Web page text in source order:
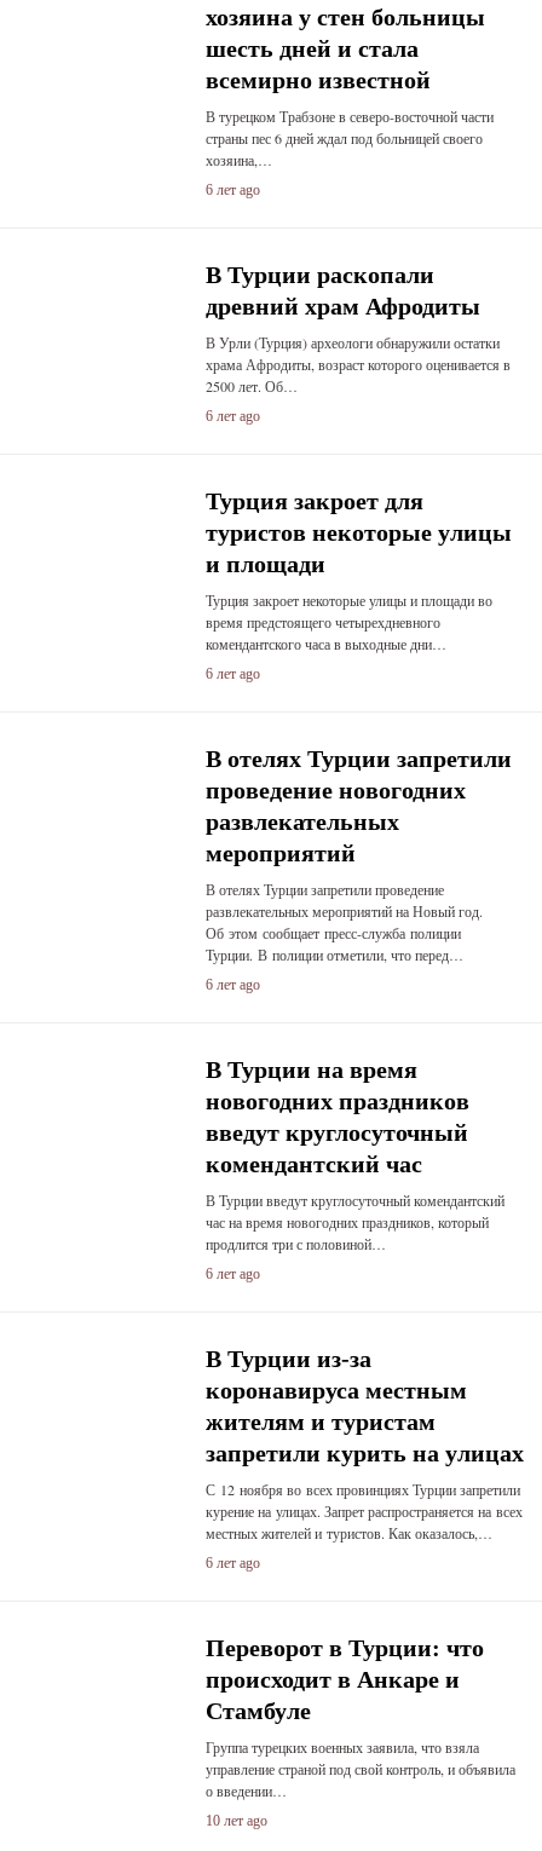
хозяина у стен больницы
шесть дней и стала
всемирно известной
В турецком Трабзоне в северо-восточной части
страны пес 6 дней ждал под больницей своего
хозяина,…
6 лет ago
В Турции раскопали
древний храм Афродиты
В Урли (Турция) археологи обнаружили остатки
храма Афродиты, возраст которого оценивается в
2500 лет. Об…
6 лет ago
Турция закроет для
туристов некоторые улицы
и площади
Турция закроет некоторые улицы и площади во
время предстоящего четырехдневного
комендантского часа в выходные дни…
6 лет ago
В отелях Турции запретили
проведение новогодних
развлекательных
мероприятий
В отелях Турции запретили проведение
развлекательных мероприятий на Новый год.
Об этом сообщает пресс-служба полиции
Турции. В полиции отметили, что перед…
6 лет ago
В Турции на время
новогодних праздников
введут круглосуточный
комендантский час
В Турции введут круглосуточный комендантский
час на время новогодних праздников, который
продлится три с половиной…
6 лет ago
В Турции из-за
коронавируса местным
жителям и туристам
запретили курить на улицах
С 12 ноября во всех провинциях Турции запретили
курение на улицах. Запрет распространяется на всех
местных жителей и туристов. Как оказалось,…
6 лет ago
Переворот в Турции: что
происходит в Анкаре и
Стамбуле
Группа турецких военных заявила, что взяла
управление страной под свой контроль, и объявила
о введении…
10 лет ago